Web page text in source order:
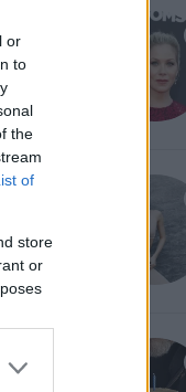
or
to
the
of
store
or